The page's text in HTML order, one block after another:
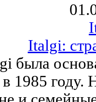
Italgi:
была
1985 году.